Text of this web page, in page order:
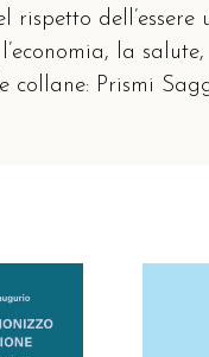
la
Prismi